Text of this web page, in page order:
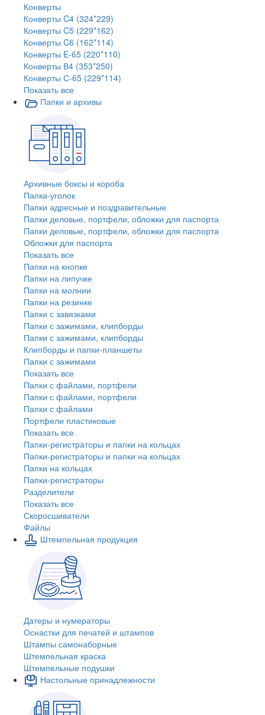
Конверты
Конверты C4 (324*229)
Конверты C5 (229*162)
Конверты C6 (162*114)
Конверты E-65 (220*110)
Конверты В4 (353*250)
Конверты С-65 (229*114)
Показать все
Папки и архивы
Архивные боксы и короба
Папка-уголок
Папки адресные и поздравительные
Папки деловые, портфели, обложки для паспорта
Папки деловые, портфели, обложки для паспорта
Обложки для паспорта
Показать все
Папки на кнопке
Папки на липучке
Папки на молнии
Папки на резинке
Папки с завязками
Папки с зажимами, клипборды
Папки с зажимами, клипборды
Клипборды и папки-планшеты
Папки с зажимами
Показать все
Папки с файлами, портфели
Папки с файлами, портфели
Папки с файлами
Портфели пластиковые
Показать все
Папки-регистраторы и папки на кольцах
Папки-регистраторы и папки на кольцах
Папки на кольцах
Папки-регистраторы
Разделители
Показать все
Скоросшиватели
Файлы
Штемпельная продукция
Датеры и нумераторы
Оснастки для печатей и штампов
Штампы самонаборные
Штемпельная краска
Штемпельные подушки
Настольные принадлежности